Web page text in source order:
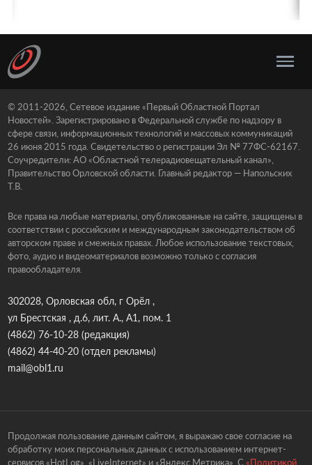
© 2011-2026, Сетевое издание «Первый Областной Портал
Новостей». Зарегистрировано в Федеральной службе по надзору в
сфере связи, информационных технологий и массовых коммуникаций
26 июня 2015 года. Свидетельство о регистрации Эл № 77ФС-62167.
Соучредители: АО «Областной телерадиовещательный канал»,
Правительство Орловской области. Главный редактор — Напольских
Т.В.
Все права на любые материалы, опубликованные на сайте, защищены в
соответствии с российским и международным законодательством об
авторском праве и смежных правах. Любое использование текстовых,
фото, аудио и видеоматериалов возможно только с согласия
правообладателя.
302028, Орловская обл, г Орёл ,
ул Брестская , д.6, лит. А., А1, пом. 1
(4862) 76-10-28(редакция)
(4862) 44-40-20(отдел рекламы)
mail@obl1.ru
Продолжая пользование данным сайтом, я выражаю свое согласие на
обработку моих персональных данных с использованием интернет-
сервисов «HotLog», «LiveInternet» и «Яндекс.Метрика». С «Политикой